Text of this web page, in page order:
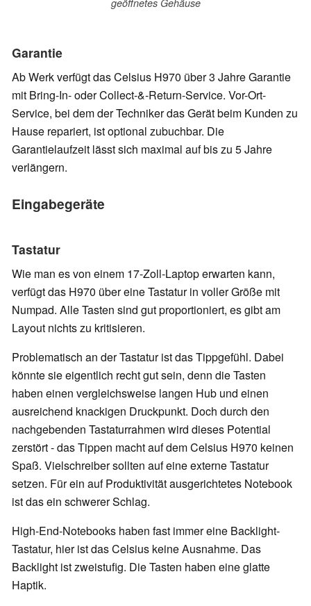
Garantie
Ab Werk verfügt das Celsius H970 über 3 Jahre Garantie
mit Bring-In- oder Collect-&-Return-Service. Vor-Ort-
Service, bei dem der Techniker das Gerät beim Kunden zu
Hause repariert, ist optional zubuchbar. Die
Garantielaufzeit lässt sich maximal auf bis zu 5 Jahre
verlängern.
Eingabegeräte
Tastatur
Wie man es von einem 17-Zoll-Laptop erwarten kann,
verfügt das H970 über eine Tastatur in voller Größe mit
Numpad. Alle Tasten sind gut proportioniert, es gibt am
Layout nichts zu kritisieren.
Problematisch an der Tastatur ist das Tippgefühl. Dabei
könnte sie eigentlich recht gut sein, denn die Tasten
haben einen vergleichsweise langen Hub und einen
ausreichend knackigen Druckpunkt. Doch durch den
nachgebenden Tastaturrahmen wird dieses Potential
zerstört - das Tippen macht auf dem Celsius H970 keinen
Spaß. Vielschreiber sollten auf eine externe Tastatur
setzen. Für ein auf Produktivität ausgerichtetes Notebook
ist das ein schwerer Schlag.
High-End-Notebooks haben fast immer eine Backlight-
Tastatur, hier ist das Celsius keine Ausnahme. Das
Backlight ist zweistufig. Die Tasten haben eine glatte
Haptik.